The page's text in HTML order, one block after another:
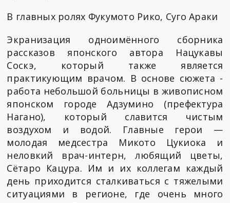
В главных ролях Фукумото Рико, Суго Араки
Экранизация одноимённого сборника
рассказов японского автора Нацукавы
Соскэ, который также является
практикующим врачом. В основе сюжета -
работа небольшой больницы в живописном
японском городе Адзумино (префектура
Нагано), который славится чистым
воздухом и водой. Главные герои —
молодая медсестра Микото Цукиока и
неловкий врач-интерн, любящий цветы,
Сётаро Кацура. Им и их коллегам каждый
день приходится сталкиваться с тяжелыми
ситуациями в регионе, где очень много